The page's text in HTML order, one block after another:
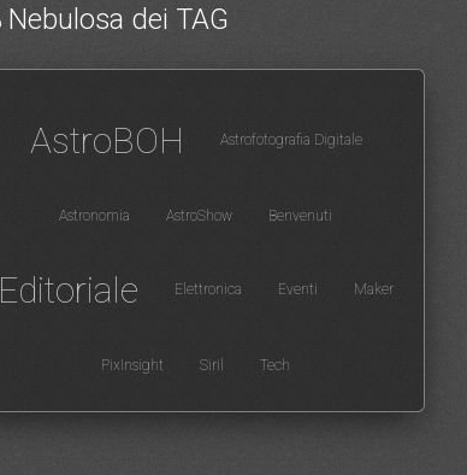
Nebulosa dei TAG
AstroBOH Astrofotografia Digitale
Astronomia AstroShow Benvenuti
Editoriale Elettronica Eventi Maker
PixInsight Siril Tech